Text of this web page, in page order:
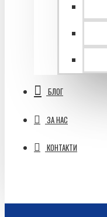
БЛОГ
ЗА НАС
КОНТАКТИ